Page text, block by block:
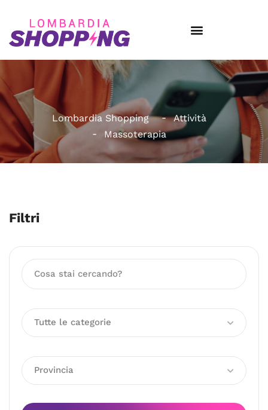
Lombardia Shopping
Attività
Massoterapia
Filtri
Tutte le categorie
Provincia